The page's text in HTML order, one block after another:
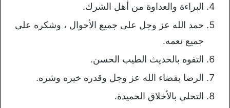
البراءة والعداوة من أهل الشرك.
حمد الله عز وجل على جميع الأحوال ، وشكره على
جميع نعمه.
التفوه بالحديث الطيب الحسن.
الرضا بقضاء الله عز وجل وقدره خيره وشره.
التحلي بالأخلاق الحميدة.